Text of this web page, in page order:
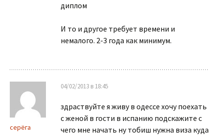
диплом
И то и другое требует времени и
немалого. 2-3 года как минимум.
серёга
04/02/2013 в 18:45
здраствуйте я живу в одессе хочу поехать
с женой в гости в испанию подскажите с
чего мне начать ну тобиш нужна виза куда